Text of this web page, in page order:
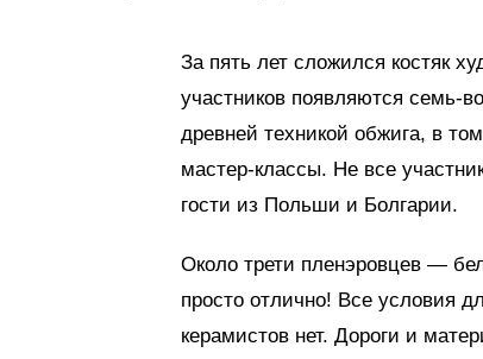
За пять лет сложился костяк
участников появляются семь-
древней техникой обжига, в
мастер-классы. Не все
гости из Польши и Болгарии.
Около трети пленэровцев —
просто отлично! Все условия
керамистов нет. Дороги и